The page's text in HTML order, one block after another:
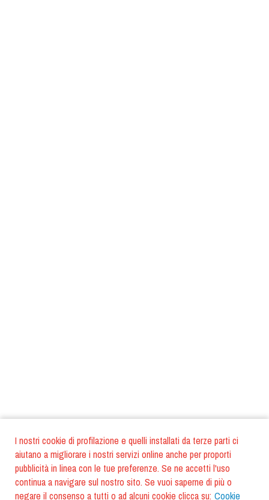
I nostri cookie di profilazione e quelli installati da terze parti ci
aiutano a migliorare i nostri servizi online anche per proporti
pubblicità in linea con le tue preferenze. Se ne accetti l'uso
continua a navigare sul nostro sito. Se vuoi saperne di più o
negare il consenso a tutti o ad alcuni cookie clicca su: Cookie